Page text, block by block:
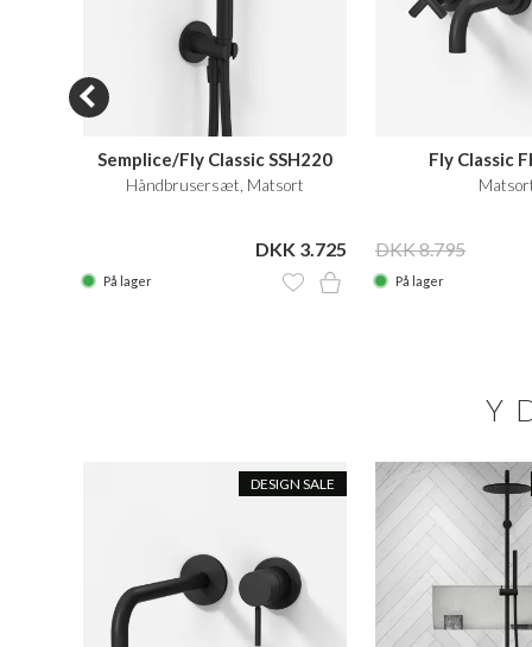
Semplice/Fly Classic SSH220
Håndbrusersæt, Matsort
DKK 3.725
På lager
Fly Classic
DKK 8.795
På lager
DESIGN SALE